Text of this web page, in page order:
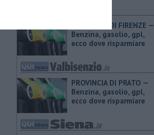
PROVINCIA DI FIRENZE — ​
Benzina, gasolio, gpl,
ecco dove risparmiare
PROVINCIA DI PRATO — ​
Benzina, gasolio, gpl,
ecco dove risparmiare